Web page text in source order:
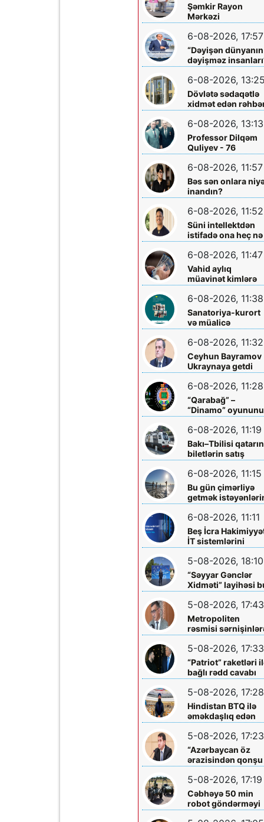
Şəmkir Rayon
Mərkəzi
Xəstəxanasının
həkimi Ceyhun
Rəsulov və arvadı
Arzu Əskərovanın
icra etdiyi mioma
əməliyyatından
sonra qadının
ölümü ilə bağlı
Şəmkir rayon
araşdırma aparılır
6-08-2026, 17:57
“Dəyişən dünyanın
dəyişməz
layihəsində...
6-08-2026, 13:25
Dövlətə sədaqətlə
xidmət edən
Şəmkir Elektrik
Şəbəkəsinin rəisi
Mehman Xəlilovun
fəaliyyəti
6-08-2026, 13:13
Professor Dilqəm
Quliyev - 76
6-08-2026, 11:57
Bəs sən onlara
inandın?
6-08-2026, 11:52
Süni intellektdən
istifadə ona heç nə
qazandırmadı...
6-08-2026, 11:47
Vahid aylıq
müavinət kimlərə
verilir? - Dövlət
Komitəsindən
açıqlama vahid-
ayliq-muavinet-
kimlere-verilir
6-08-2026, 11:38
Sanatoriya-kurort
və müalicə
mərkəzlərinə yola
salındılar
6-08-2026, 11:32
Ceyhun Bayramov
Ukraynaya getdi
6-08-2026, 11:28
“Qarabağ” –
“Dinamo”
biletləri satışa
çıxarılır
6-08-2026, 11:19
Bakı–Tbilisi
biletlərin satış
müddəti artırılır
6-08-2026, 11:15
Bu gün çimərliyə
getmək
diqqətinə!
6-08-2026, 11:11
Beş İcra
İT sistemlərini
“Hökumət
buludu”na köçürdü
5-08-2026, 18:10
“Səyyar Gənclər
Xidməti” layihəsi
dəfə
5-08-2026, 17:43
Metropoliten
rəsmisi
çıxış yolu göstərdi
5-08-2026, 17:33
“Patriot” raketləri
bağlı rədd cavabı
aldı
5-08-2026, 17:28
Hindistan BTQ ilə
əməkdaşlıq edən
hüquq
təhdid edib
5-08-2026, 17:23
“Azərbaycan öz
ərazisindən qonşu
ölkəyə qarşı
olunmasına icazə
verməz”
5-08-2026, 17:19
Cəbhəyə 50 min
robot göndərməyi
planlaşdırırlar